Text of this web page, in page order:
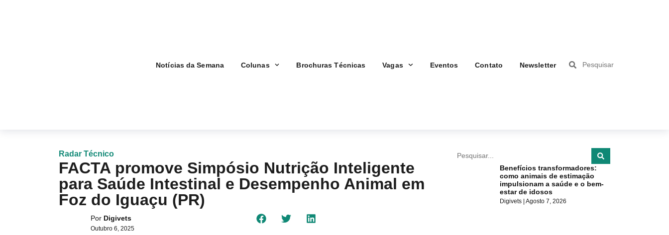
Notícias da Semana Colunas Brochuras Técnicas Vagas Eventos Contato Newsletter
Radar Técnico
FACTA promove Simpósio Nutrição Inteligente
para Saúde Intestinal e Desempenho Animal em
Foz do Iguaçu (PR)
Por Digivets
Outubro 6, 2025
Benefícios transformadores:
como animais de estimação
impulsionam a saúde e o bem-
estar de idosos
Digivets Agosto 7, 2026